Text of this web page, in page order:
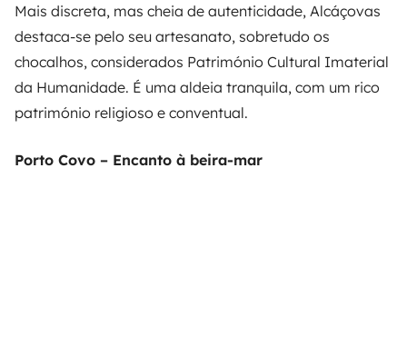
Mais discreta, mas cheia de autenticidade, Alcáçovas
destaca-se pelo seu artesanato, sobretudo os
chocalhos, considerados Património Cultural Imaterial
da Humanidade. É uma aldeia tranquila, com um rico
património religioso e conventual.
Porto Covo – Encanto à beira-mar